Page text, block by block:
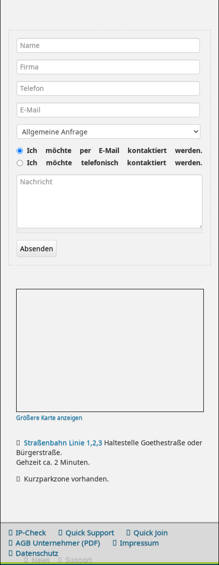
News
Support
Name*
Firma
Telefon
E-Mail*
Betreff
Kontaktwunsch
Ich möchte per E-Mail kontaktiert werden.
Ich möchte telefonisch kontaktiert werden.
Nachricht*
Größere Karte anzeigen
Straßenbahn Linie 1,2,3 Haltestelle Goethestraße oder
Bürgerstraße.
Gehzeit ca. 2 Minuten.
Kurzparkzone vorhanden.
IP-Check Quick Support
Quick Join
AGB Unternehmer (PDF)
Impressum
Datenschutz